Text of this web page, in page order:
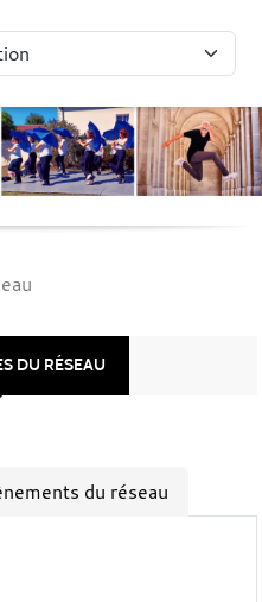
DU RÉSEAU
du réseau